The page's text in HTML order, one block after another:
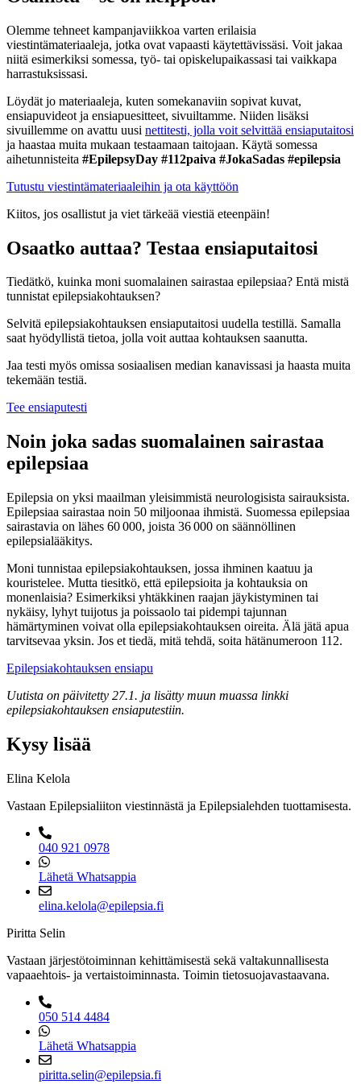
Olemme tehneet kampanjaviikkoa varten erilaisia
viestintämateriaaleja, jotka ovat vapaasti käytettävissäsi. Voit jakaa
niitä esimerkiksi somessa, työ- tai opiskelupaikassasi tai vaikkapa
harrastuksissasi.
Löydät jo materiaaleja, kuten somekanaviin sopivat kuvat,
ensiapuvideot ja ensiapuesitteet, sivuiltamme. Niiden lisäksi
sivuillemme on avattu uusi nettitesti, jolla voit selvittää ensiaputaitosi
ja haastaa muita mukaan testaamaan taitojaan. Käytä somessa
aihetunnisteita #EpilepsyDay #112paiva #JokaSadas #epilepsia
Tutustu viestintämateriaaleihin ja ota käyttöön
Kiitos, jos osallistut ja viet tärkeää viestiä eteenpäin!
Osaatko auttaa? Testaa ensiaputaitosi
Tiedätkö, kuinka moni suomalainen sairastaa epilepsiaa? Entä mistä
tunnistat epilepsiakohtauksen?
Selvitä epilepsiakohtauksen ensiaputaitosi uudella testillä. Samalla
saat hyödyllistä tietoa, jolla voit auttaa kohtauksen saanutta.
Jaa testi myös omissa sosiaalisen median kanavissasi ja haasta muita
tekemään testiä.
Tee ensiaputesti
Noin joka sadas suomalainen sairastaa
epilepsiaa
Epilepsia on yksi maailman yleisimmistä neurologisista sairauksista.
Epilepsiaa sairastaa noin 50 miljoonaa ihmistä. Suomessa epilepsiaa
sairastavia on lähes 60 000, joista 36 000 on säännöllinen
epilepsialääkitys.
Moni tunnistaa epilepsiakohtauksen, jossa ihminen kaatuu ja
kouristelee. Mutta tiesitkö, että epilepsioita ja kohtauksia on
monenlaisia? Esimerkiksi yhtäkkinen raajan jäykistyminen tai
nykäisy, lyhyt tuijotus ja poissaolo tai pidempi tajunnan
hämärtyminen voivat olla epilepsiakohtauksen oireita. Älä jätä apua
tarvitsevaa yksin. Jos et tiedä, mitä tehdä, soita hätänumeroon 112.
Epilepsiakohtauksen ensiapu
Uutista on päivitetty 27.1. ja lisätty muun muassa linkki
epilepsiakohtauksen ensiaputestiin.
Kysy lisää
Elina Kelola
Vastaan Epilepsialiiton viestinnästä ja Epilepsialehden tuottamisesta.
040 921 0978
Lähetä Whatsappia
elina.kelola@epilepsia.fi
Piritta Selin
Vastaan järjestötoiminnan kehittämisestä sekä valtakunnallisesta
vapaaehtois- ja vertaistoiminnasta. Toimin tietosuojavastaavana.
050 514 4484
Lähetä Whatsappia
piritta.selin@epilepsia.fi